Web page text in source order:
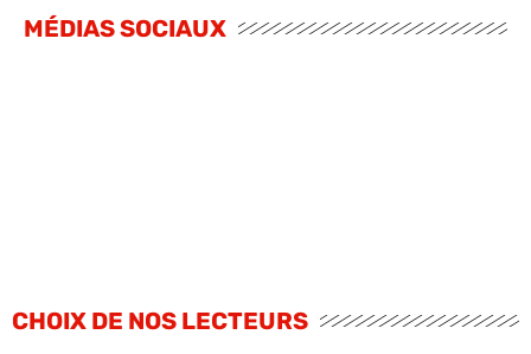
MÉDIAS SOCIAUX
CHOIX DE NOS LECTEURS